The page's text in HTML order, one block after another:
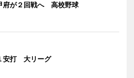
府が２回戦へ 高校野球
安打 大リーグ